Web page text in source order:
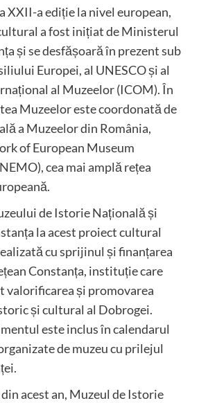
XXII-a ediție la nivel european,
a fost inițiat de Ministerul
și se desfășoară în prezent sub
Europei, al UNESCO și al
al Muzeelor (ICOM). În
Muzeelor este coordonată de
a Muzeelor din România,
of European Museum
cea mai amplă rețea
de Istorie Națională și
la acest proiect cultural
cu sprijinul și finanțarea
Constanța, instituție care
valorificarea și promovarea
și cultural al Dobrogei.
este inclus în calendarul
de muzeu cu prilejul
acest an, Muzeul de Istorie